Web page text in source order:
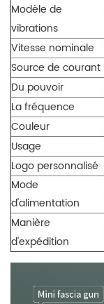
Modèle de
vibrations
Vitesse nominale
Source de courant
Du pouvoir
La fréquence
Couleur
Usage
Logo personnalisé
Mode
d'alimentation
Manière
d'expédition